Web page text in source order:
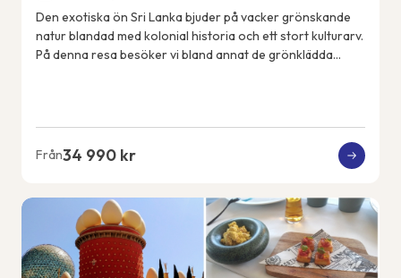
Den exotiska ön Sri Lanka bjuder på vacker grönskande
natur blandad med kolonial historia och ett stort kulturarv.
På denna resa besöker vi bland annat de grönklädda
Från34 990 kr